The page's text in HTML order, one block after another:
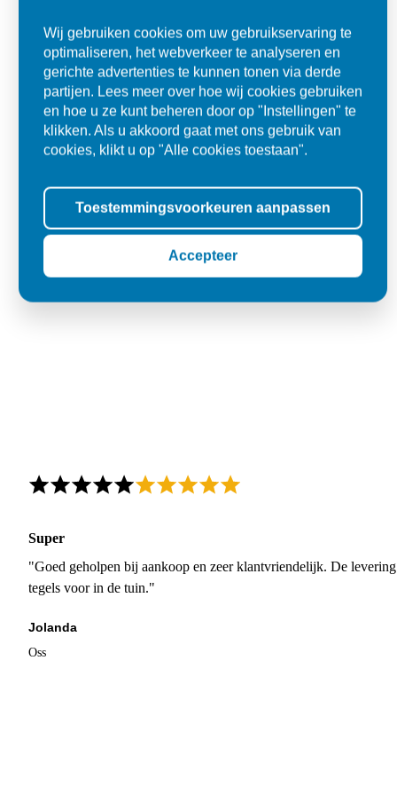
"Materiaal was goed en de prijs ook. Dus zeker tevreden.."
Ad
Den Dungen
Super
"Goed geholpen bij aankoop en zeer klantvriendelijk. De
tegels voor in de tuin."
Jolanda
Oss
Wij gebruiken cookies om uw gebruikservaring te
optimaliseren, het webverkeer te analyseren en
gerichte advertenties te kunnen tonen via derde
partijen. Lees meer over hoe wij cookies gebruiken
en hoe u ze kunt beheren door op "Instellingen" te
klikken. Als u akkoord gaat met ons gebruik van
cookies, klikt u op "Alle cookies toestaan".
Toestemmingsvoorkeuren aanpassen
Accepteer